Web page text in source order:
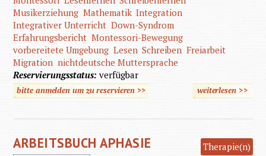
Musikerziehung Mathematik Integration
Integrativer Unterricht Down-Syndrom
Erfahrungsbericht Montessori-Bewegung
vorbereitete Umgebung Lesen Schreiben Freiarbeit
Migration nichtdeutsche Muttersprache
Reservierungsstatus:verfügbar
bitte anmelden um zu reservieren >> weiterlesen>>
ARBEITSBUCH APHASIE
Therapie(n)